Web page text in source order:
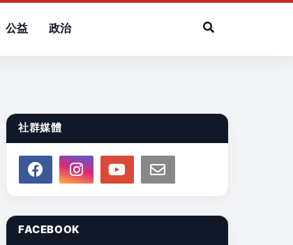
公益 政治
社群媒體
FACEBOOK